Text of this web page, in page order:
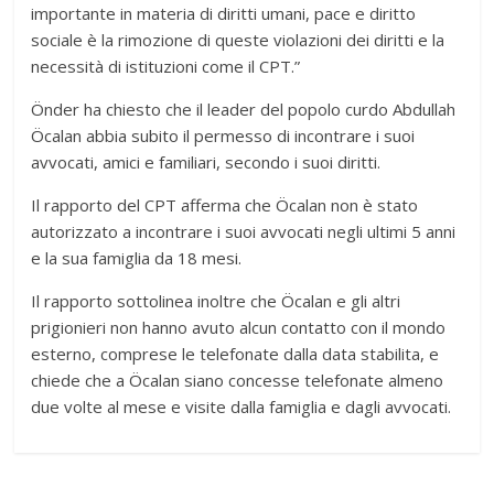
importante in materia di diritti umani, pace e diritto
sociale è la rimozione di queste violazioni dei diritti e la
necessità di istituzioni come il CPT.”
Önder ha chiesto che il leader del popolo curdo Abdullah
Öcalan abbia subito il permesso di incontrare i suoi
avvocati, amici e familiari, secondo i suoi diritti.
Il rapporto del CPT afferma che Öcalan non è stato
autorizzato a incontrare i suoi avvocati negli ultimi 5 anni
e la sua famiglia da 18 mesi.
Il rapporto sottolinea inoltre che Öcalan e gli altri
prigionieri non hanno avuto alcun contatto con il mondo
esterno, comprese le telefonate dalla data stabilita, e
chiede che a Öcalan siano concesse telefonate almeno
due volte al mese e visite dalla famiglia e dagli avvocati.